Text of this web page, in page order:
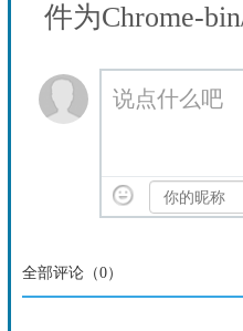
件为Chrome-
说点什么吧
全部评论（0）